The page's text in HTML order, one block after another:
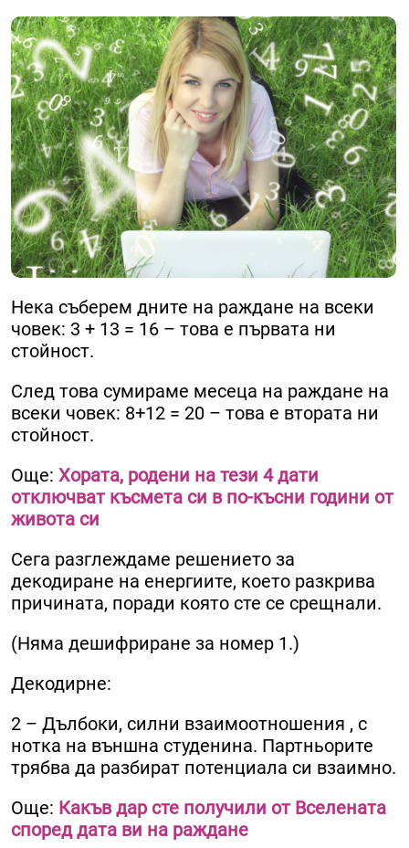
Нека съберем дните на раждане на всеки
човек: 3 + 13 = 16 – това е първата ни
стойност.
След това сумираме месеца на раждане на
всеки човек: 8+12 = 20 – това е втората ни
стойност.
Още: Хората, родени на тези 4 дати
отключват късмета си в по-късни години от
живота си
Сега разглеждаме решението за
декодиране на енергиите, което разкрива
причината, поради която сте се срещнали.
(Няма дешифриране за номер 1.)
Декодирне:
2 – Дълбоки, силни взаимоотношения , с
нотка на външна студенина. Партньорите
трябва да разбират потенциала си взаимно.
Още: Какъв дар сте получили от Вселената
според дата ви на раждане